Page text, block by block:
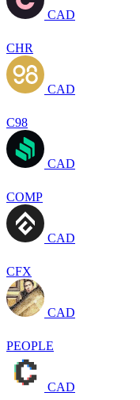
CAD
CHR
CAD
C98
CAD
COMP
CAD
CFX
CAD
PEOPLE
CAD